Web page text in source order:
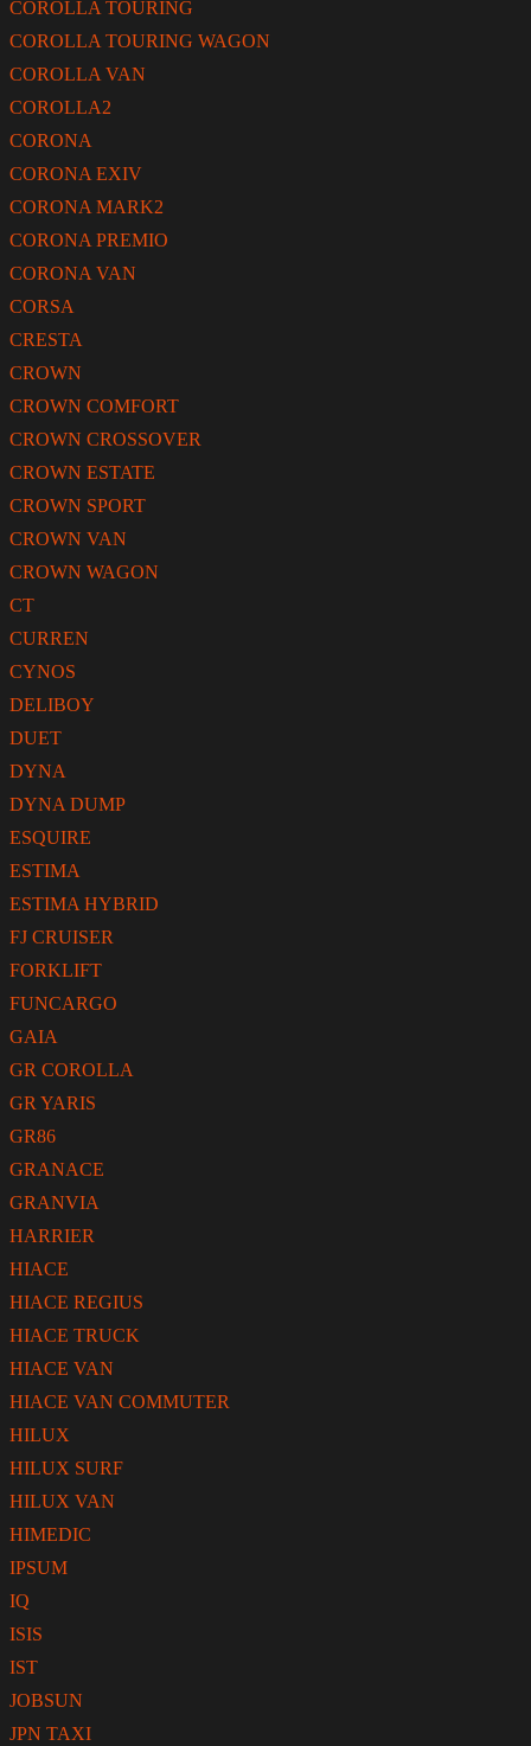
COROLLA TOURING
COROLLA TOURING WAGON
COROLLA VAN
COROLLA2
CORONA
CORONA EXIV
CORONA MARK2
CORONA PREMIO
CORONA VAN
CORSA
CRESTA
CROWN
CROWN COMFORT
CROWN CROSSOVER
CROWN ESTATE
CROWN SPORT
CROWN VAN
CROWN WAGON
CT
CURREN
CYNOS
DELIBOY
DUET
DYNA
DYNA DUMP
ESQUIRE
ESTIMA
ESTIMA HYBRID
FJ CRUISER
FORKLIFT
FUNCARGO
GAIA
GR COROLLA
GR YARIS
GR86
GRANACE
GRANVIA
HARRIER
HIACE
HIACE REGIUS
HIACE TRUCK
HIACE VAN
HIACE VAN COMMUTER
HILUX
HILUX SURF
HILUX VAN
HIMEDIC
IPSUM
IQ
ISIS
IST
JOBSUN
JPN TAXI